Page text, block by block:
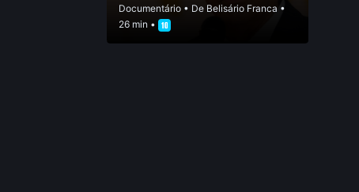
Documentário• De Belisário Franca •
26 min •